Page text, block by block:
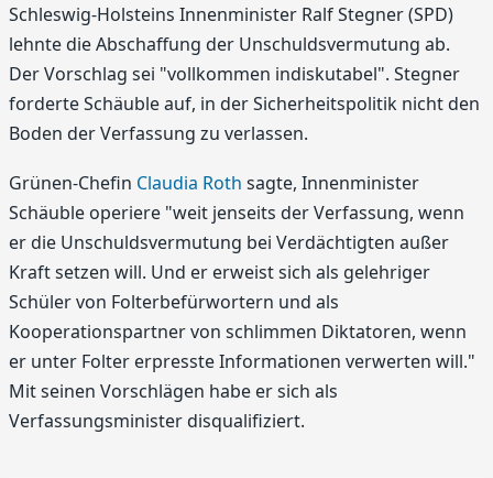
Schleswig-Holsteins Innenminister Ralf Stegner (SPD)
lehnte die Abschaffung der Unschuldsvermutung ab.
Der Vorschlag sei "vollkommen indiskutabel". Stegner
forderte Schäuble auf, in der Sicherheitspolitik nicht den
Boden der Verfassung zu verlassen.
Grünen-Chefin Claudia Roth sagte, Innenminister
Schäuble operiere "weit jenseits der Verfassung, wenn
er die Unschuldsvermutung bei Verdächtigten außer
Kraft setzen will. Und er erweist sich als gelehriger
Schüler von Folterbefürwortern und als
Kooperationspartner von schlimmen Diktatoren, wenn
er unter Folter erpresste Informationen verwerten will."
Mit seinen Vorschlägen habe er sich als
Verfassungsminister disqualifiziert.